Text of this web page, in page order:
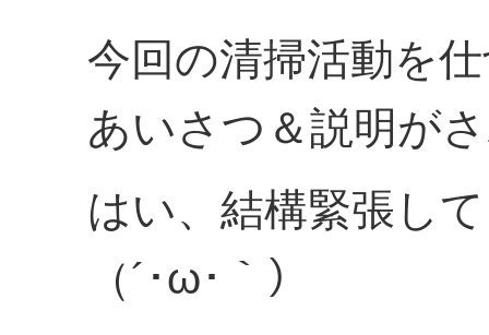
今回の清掃活動を
あいさつ＆説明が
はい、結構緊張し
（´･ω･｀）